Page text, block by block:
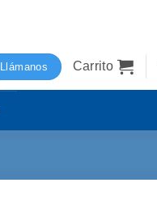
Llámanos Carrito